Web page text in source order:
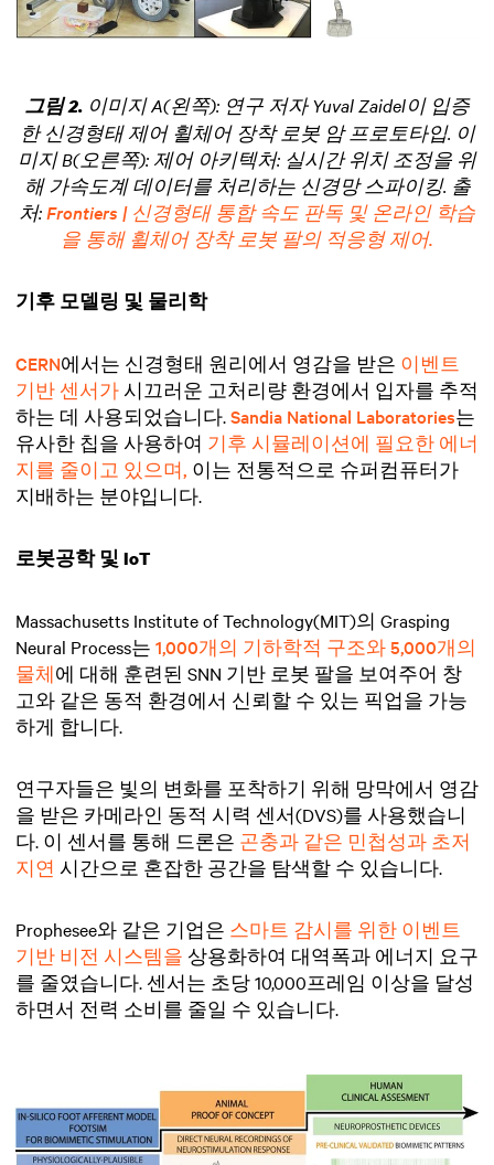
그림 2. 이미지 A(왼쪽): 연구 저자 Yuval Zaidel이 입증
한 신경형태 제어 휠체어 장착 로봇 암 프로토타입. 이
미지 B(오른쪽): 제어 아키텍처: 실시간 위치 조정을 위
해 가속도계 데이터를 처리하는 신경망 스파이킹. 출
처:Frontiers | 신경형태 통합 속도 판독 및 온라인 학습
을 통해 휠체어 장착 로봇 팔의 적응형 제어.
기후 모델링 및 물리학
CERN에서는 신경형태 원리에서 영감을 받은 이벤트
기반 센서가시끄러운 고처리량 환경에서 입자를 추적
하는 데 사용되었습니다.Sandia National Laboratories는
유사한 칩을 사용하여 기후 시뮬레이션에 필요한 에너
지를 줄이고 있으며, 이는 전통적으로 슈퍼컴퓨터가
지배하는 분야입니다.
로봇공학 및 IoT
Massachusetts Institute of Technology(MIT)의 Grasping
Neural Process는 1,000개의 기하학적 구조와 5,000개의
물체에 대해 훈련된 SNN 기반 로봇 팔을 보여주어 창
고와 같은 동적 환경에서 신뢰할 수 있는 픽업을 가능
하게 합니다.
연구자들은 빛의 변화를 포착하기 위해 망막에서 영감
을 받은 카메라인 동적 시력 센서(DVS)를 사용했습니
다. 이 센서를 통해 드론은 곤충과 같은 민첩성과 초저
지연 시간으로 혼잡한 공간을 탐색할 수 있습니다.
Prophesee와 같은 기업은 스마트 감시를 위한 이벤트
기반 비전 시스템을 상용화하여 대역폭과 에너지 요구
를 줄였습니다. 센서는 초당 10,000프레임 이상을 달성
하면서 전력 소비를 줄일 수 있습니다.